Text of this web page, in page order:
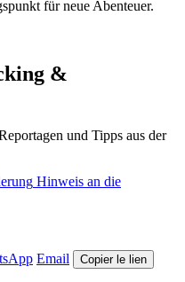
für neue Abenteuer.
&
und Tipps aus der
Hinweis an die
Email Copier le lien